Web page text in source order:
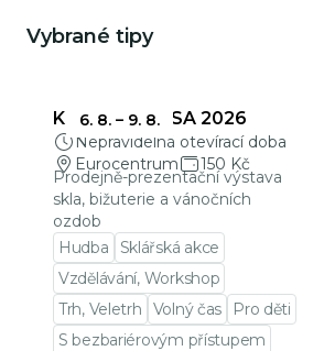
Vybrané tipy
6. 8. – 9. 8.
KŘEHKÁ KRÁSA 2026
Nepravidelná otevírací doba
Eurocentrum
150 Kč
Prodejně-prezentační výstava
skla, bižuterie a vánočních
ozdob
Hudba
Sklářská akce
Vzdělávání, Workshop
Trh, Veletrh
Volný čas
Pro děti
S bezbariérovým přístupem